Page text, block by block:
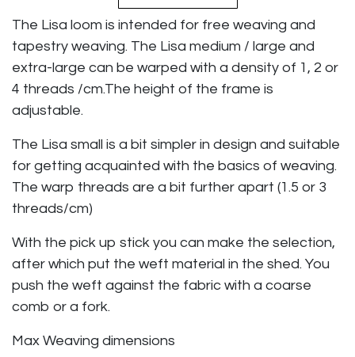
The Lisa loom is intended for free weaving and
tapestry weaving. The Lisa medium / large and
extra-large can be warped with a density of 1, 2 or
4 threads /cm.The height of the frame is
adjustable.
The Lisa small is a bit simpler in design and suitable
for getting acquainted with the basics of weaving.
The warp threads are a bit further apart (1.5 or 3
threads/cm)
With the pick up stick you can make the selection,
after which put the weft material in the shed. You
push the weft against the fabric with a coarse
comb or a fork.
Max Weaving dimensions